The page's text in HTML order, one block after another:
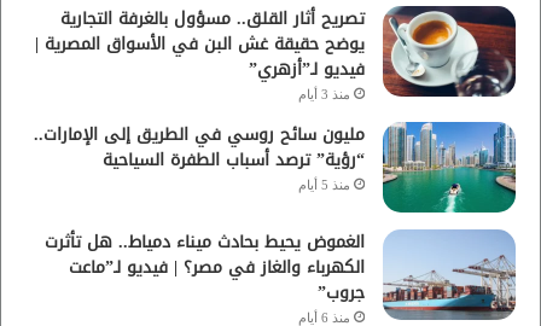
تصريح أثار القلق.. مسؤول بالغرفة التجارية
يوضح حقيقة غش البن في الأسواق المصرية |
فيديو لـ”أزهري”
منذ 3 أيام
مليون سائح روسي في الطريق إلى الإمارات..
“رؤية” ترصد أسباب الطفرة السياحية
منذ 5 أيام
الغموض يحيط بحادث ميناء دمياط.. هل تأثرت
الكهرباء والغاز في مصر؟ | فيديو لـ”ماعت
جروب”
منذ 6 أيام